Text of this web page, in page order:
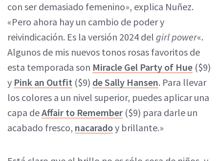
con ser demasiado femenino», explica Nuñez.
«Pero ahora hay un cambio de poder y
reivindicación. Es la versión 2024 del girl power«.
Algunos de mis nuevos tonos rosas favoritos de
esta temporada son Miracle Gel Party of Hue ($9)
y Pink an Outfit ($9) de Sally Hansen. Para llevar
los colores a un nivel superior, puedes aplicar una
capa deAffair to Remember ($9) para darle un
acabado fresco, nacaradoy brillante.»